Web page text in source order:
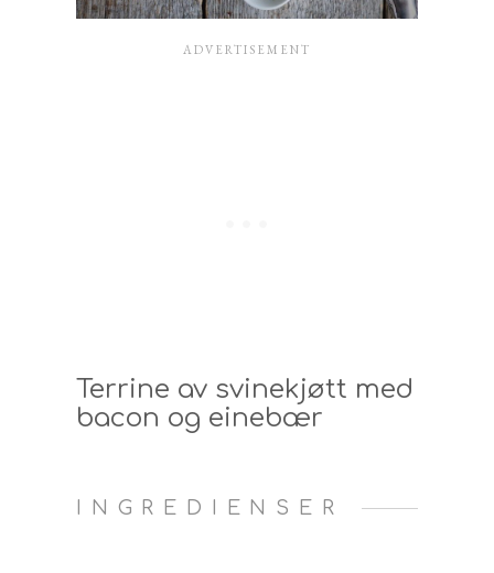
Terrine av svinekjøtt med
bacon og einebær
INGREDIENSER